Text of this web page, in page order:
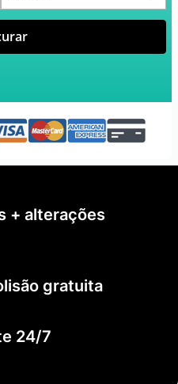
+ alterações
gratuita
24/7